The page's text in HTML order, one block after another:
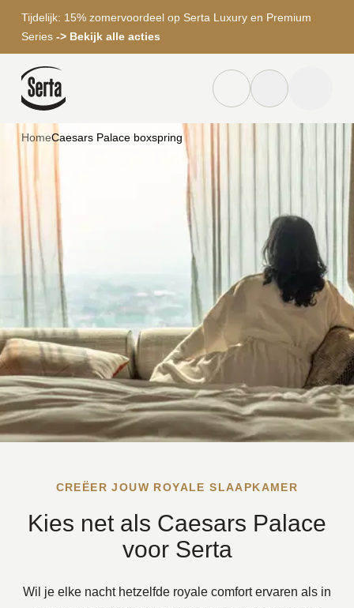
Tijdelijk: 15% zomervoordeel op Serta Luxury en Premium
Series -> Bekijk alle acties
Dealer locator knop
Zoek knop
HomeCaesars Palace boxspring
Caesars Palace
boxspring in jouw
slaapkamer
Kies net als Caesars Palace
voor Serta
CREËER JOUW ROYALE SLAAPKAMER
Wil je elke nacht hetzelfde royale comfort ervaren als in